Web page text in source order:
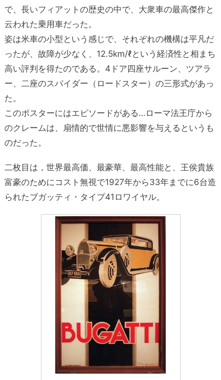
で、長いフィアットの歴史の中で、大衆車の最高傑作と
云われた乗用車だった。
姿は米車の小型という感じで、それぞれの機構は平凡だ
ったが、故障が少なく、12.5km/ℓという経済性と相まち
高い評判を得たのである。4ドア四座サルーン、ツアラ
ー、二座のスパイダー（ロードスター）の三形式があっ
た。
このポスターにはエピソードがある…ローマ法王庁から
のクレームは、扇情的で世情に悪影響を与えるというも
のだった。
二枚目は，世界最高価、最豪華、最高性能と、王侯貴族
富豪のためにコスト無視で1927年から33年までに6台造
られたブガッティ・タイプ41ロワイヤル。